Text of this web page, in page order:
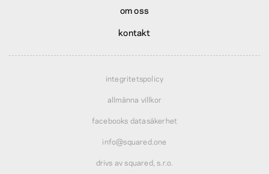
om oss
kontakt
integritetspolicy
allmänna villkor
facebooks datasäkerhet
info@squared.one
drivs av squared, s.r.o.